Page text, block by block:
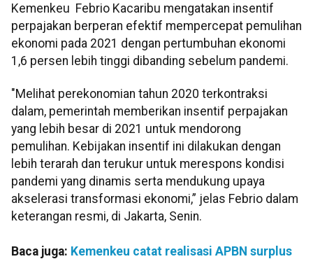
Kemenkeu Febrio Kacaribu mengatakan insentif
perpajakan berperan efektif mempercepat pemulihan
ekonomi pada 2021 dengan pertumbuhan ekonomi
1,6 persen lebih tinggi dibanding sebelum pandemi.
"Melihat perekonomian tahun 2020 terkontraksi
dalam, pemerintah memberikan insentif perpajakan
yang lebih besar di 2021 untuk mendorong
pemulihan. Kebijakan insentif ini dilakukan dengan
lebih terarah dan terukur untuk merespons kondisi
pandemi yang dinamis serta mendukung upaya
akselerasi transformasi ekonomi,” jelas Febrio dalam
keterangan resmi, di Jakarta, Senin.
Baca juga: Kemenkeu catat realisasi APBN surplus